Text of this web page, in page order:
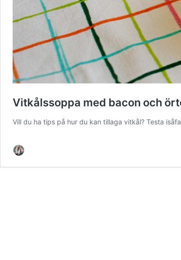
Vitkålssoppa med bacon och
Vill du ha tips på hur du kan tillaga vitkål? Testa